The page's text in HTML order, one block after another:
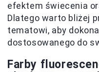
efektem świecenia
Dlatego warto bliżej
tematowi, aby
dostosowanego do
Farby